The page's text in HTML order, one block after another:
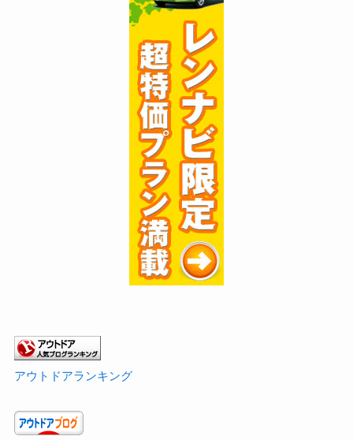
アウトドアランキング